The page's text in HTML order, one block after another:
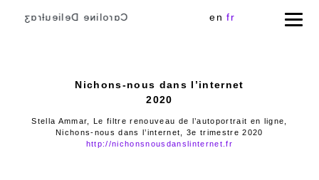
Cɑɾoliɴe Delieuƚɾɑʒ en fr
Nichons-nous dans l’internet
2020
Stella Ammar, Le filtre renouveau de l’autoportrait en ligne,
Nichons-nous dans l’internet, 3e trimestre 2020
http://nichonsnousdanslinternet.fr